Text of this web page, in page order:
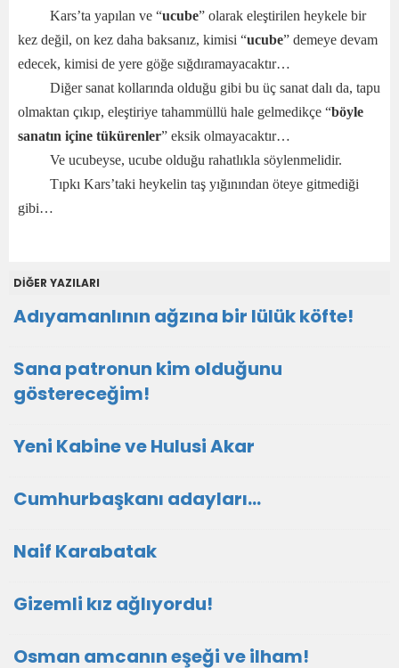
Kars’ta yapılan ve “ucube” olarak eleştirilen heykele bir
kez değil, on kez daha baksanız, kimisi “ucube” demeye devam
edecek, kimisi de yere göğe sığdıramayacaktır…
Diğer sanat kollarında olduğu gibi bu üç sanat dalı da, tapu
olmaktan çıkıp, eleştiriye tahammüllü hale gelmedikçe “böyle
sanatın içine tükürenler” eksik olmayacaktır…
Ve ucubeyse, ucube olduğu rahatlıkla söylenmelidir.
Tıpkı Kars’taki heykelin taş yığınından öteye gitmediği
gibi…
DİĞER YAZILARI
Adıyamanlının ağzına bir lülük köfte!
Sana patronun kim olduğunu
göstereceğim!
Yeni Kabine ve Hulusi Akar
Cumhurbaşkanı adayları…
Naif Karabatak
Gizemli kız ağlıyordu!
Osman amcanın eşeği ve ilham!